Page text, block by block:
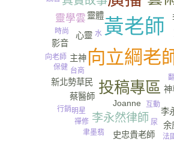
黃老師
向立綱老
投稿專區
李永然律師
靈學雲
心靈
靈體
Joanne
新北勢草民
神
蔡醫師
主神
李
影音
史忠貴老師
余
保健
聿墨翡
向老師
互動
明星
時尚
法
禪修
行銷
台商
水
尿